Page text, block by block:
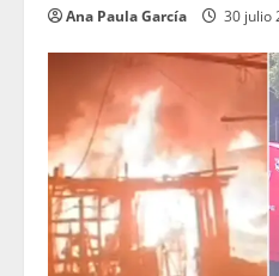
Ana Paula García 30 julio